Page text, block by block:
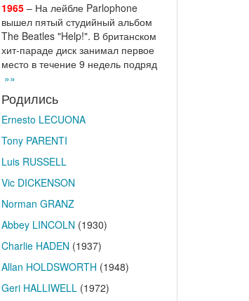
1965– На лейбле Parlophone
вышел пятый студийный альбом
The Beatles "Help!". В британском
хит-параде диск занимал первое
место в течение 9 недель подряд
»»
Родились
Ernesto LECUONA
Tony PARENTI
Luis RUSSELL
Vic DICKENSON
Norman GRANZ
Abbey LINCOLN (1930)
Charlie HADEN (1937)
Allan HOLDSWORTH (1948)
Geri HALLIWELL(1972)